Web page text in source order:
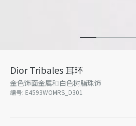
Dior Tribales 耳环
金色饰面金属和白色树脂珠饰
编号: E4593WOMRS_D301